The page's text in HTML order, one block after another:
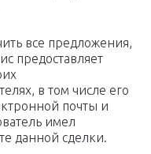
все предложения,
предоставляет
в том числе его
почты и
имел
данной сделки.